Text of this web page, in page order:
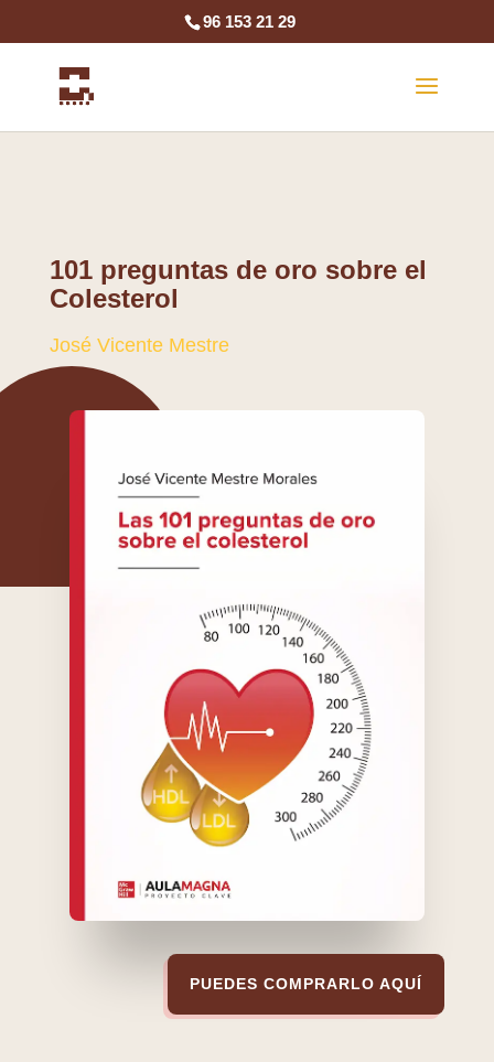
96 153 21 29
101 preguntas de oro sobre el
Colesterol
José Vicente Mestre
PUEDES COMPRARLO AQUÍ